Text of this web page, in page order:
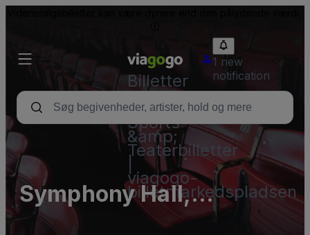
Billetter
-
Koncert-,
Sports-
&amp;
Teaterbilletter
viagogo-
billetmarkedspladsen
1 new
notification
Symphony Hall,
Changsha Concert Hall